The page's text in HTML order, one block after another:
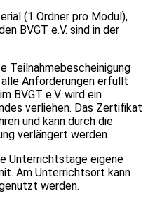
(1 Ordner pro Modul),
BVGT e.V. sind in der
Teilnahmebescheinigung
Anforderungen erfüllt
BVGT e.V. wird ein
verliehen. Das Zertifikat
und kann durch die
verlängert werden.
Unterrichtstage eigene
Am Unterrichtsort kann
werden.